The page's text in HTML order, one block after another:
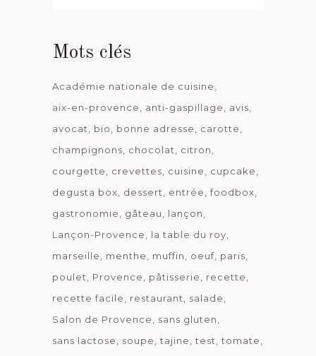
Mots clés
Académie nationale de cuisine
aix-en-provence
anti-gaspillage
avis
avocat
bio bonne adresse
carotte
champignons
chocolat
citron
courgette
crevettes cuisine
cupcake
degusta box
dessert entrée
foodbox
gastronomie
gâteau
lançon
Lançon-Provence
la table du roy
marseille
menthe muffin oeuf paris
poulet
Provence pâtisserie
recette
recette facile
restaurant
salade
Salon de Provence
sans gluten
sans lactose
soupe tajine test
tomate